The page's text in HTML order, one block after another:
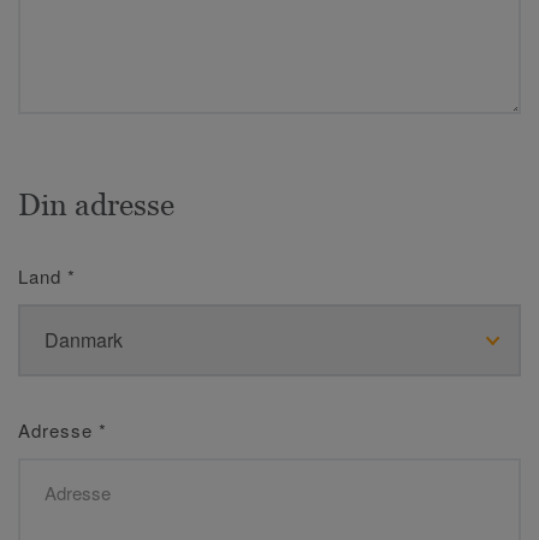
Din adresse
Land *
Adresse *